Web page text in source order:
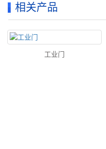
相关产品
工业门